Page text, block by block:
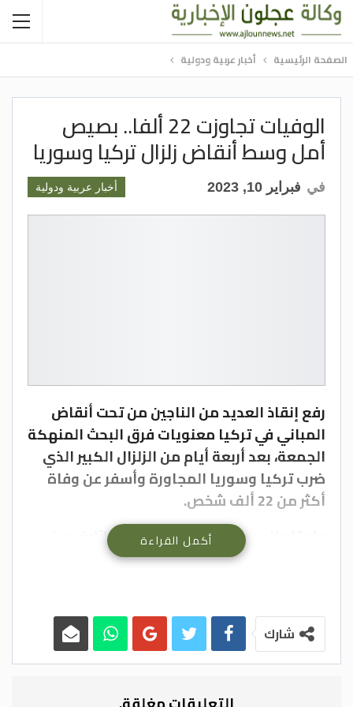
الصفحة الرئيسية أخبار عربية ودولية
الوفيات تجاوزت 22 ألفا.. بصيص
أمل وسط أنقاض زلزال تركيا وسوريا
أخبار عربية ودولية في فبراير 10, 2023
رفع إنقاذ العديد من الناجين من تحت أنقاض
المباني في تركيا معنويات فرق البحث المنهكة
الجمعة، بعد أربعة أيام من الزلزال الكبير الذي
ضرب تركيا وسوريا المجاورة وأسفر عن وفاة
أكثر من 22 ألف شخص.
واجتاح البرد والجوع واليأس مئات الآلاف من
الأشخاص الذين أصبحوا بلا مأوى بسبب الهزات
وأعلنت إدارة الكوارث والطوارئ في تركيا
(أفاد)، الجمعة، ارتفاع عدد الوفيات في البلاد
أكمل القراءة
شارك